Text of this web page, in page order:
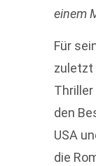
einem
Für
zuletzt
den
USA
die